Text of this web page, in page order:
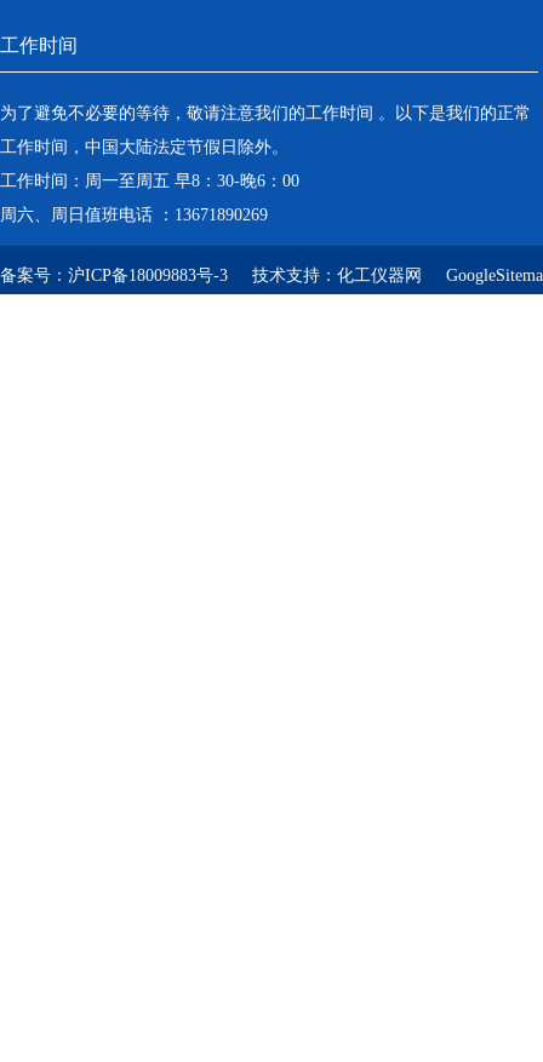
工作时间
为了避免不必要的等待，敬请注意我们的工作时间 。以下是我们的正常
工作时间，中国大陆法定节假日除外。
工作时间：周一至周五 早8：30-晚6：00
周六、周日值班电话 ：13671890269
备案号： 沪ICP备18009883号-3 技术支持： 化工仪器网